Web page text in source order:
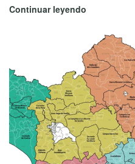
Continuar leyendo